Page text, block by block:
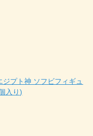
ジプト神 ソフビフィギュ
入り)